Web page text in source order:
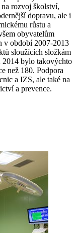
rozvoj školství,
dopravu, ale i
růstu a
obyvatelům
v období 2007-2013
sloužících složkám
2014 bylo takovýchto
než 180. Podpora
a IZS, ale také na
a prevence.